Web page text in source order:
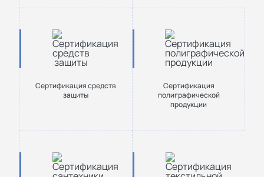
Сертификация средств
защиты
Сертификация
полиграфической
продукции